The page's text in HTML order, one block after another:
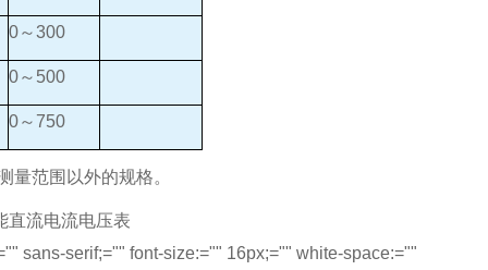
0～300
0～500
0～750
量范围以外的规格。
sans-serif;="" font-size:="" 16px;="" white-space:=""